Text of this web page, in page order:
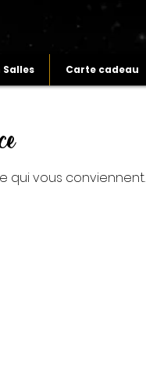
Carte cadeau
qui vous conviennent.